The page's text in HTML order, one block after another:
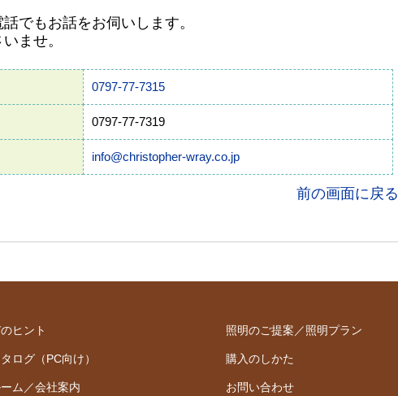
でもお話をお伺いします。
ませ。
0797-77-7315
0797-77-7319
info@christopher-wray.co.jp
前の画面に戻る
ヒント 照明のご提案／照明プラン
ログ（PC向け） 購入のしかた
ム／会社案内 お問い合わせ